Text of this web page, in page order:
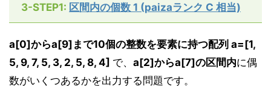
3-STEP1: 区間内の個数 1 (paizaランク C 相当)
a[0]からa[9]まで10個の整数を要素に持つ配列 a=[1,
5, 9, 7, 5, 3, 2, 5, 8, 4] で、 a[2]からa[7]の区間内に偶
数がいくつあるかを出力する問題です。